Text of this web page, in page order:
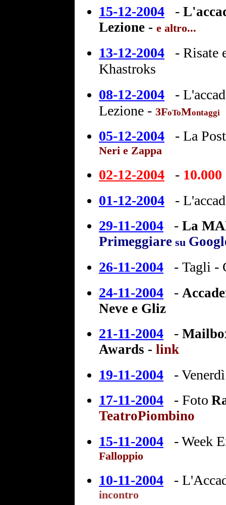
15-12-2004 -
Lezione - e altro...
13-12-2004 - Risate
Khastroks
08-12-2004
-
Lezione - 3FoToMontaggi
05-12-2004 - La
Neri e Zappa
02-12-2004 - 10.000
01-12-2004
-
29-11-2004
- La
Primeggiare su
26-11-2004 - Tagli -
24-11-2004
-
Neve e Gliz
21-11-2004 -
Awards - link
19-11-2004 -
17-11-2004
- Foto
TeatroPiombino
15-11-2004 -Week
Falloppio
10-11-2004 -
incontro